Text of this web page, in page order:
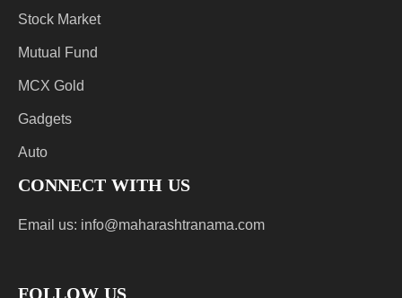
Stock Market
Mutual Fund
MCX Gold
Gadgets
Auto
CONNECT WITH US
Email us: info@maharashtranama.com